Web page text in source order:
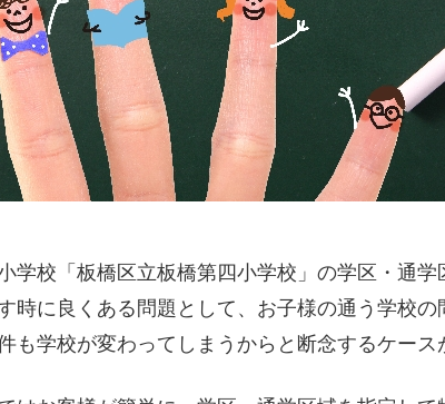
学校「板橋区立板橋第四小学校」の学区・通
時に良くある問題として、お子様の通う学校
も学校が変わってしまうからと断念するケース